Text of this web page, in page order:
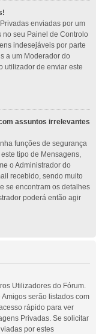
enviadas por um
seu Painel de Controlo
indesejáveis por parte
a um Moderador do
utilizador de enviar este
assuntos irrelevantes
funções de segurança
tipo de Mensagens,
o Administrador do
recebido, sendo muito
se encontram os detalhes
poderá então agir
Utilizadores do Fórum.
serão listados com
rápido para ver
Privadas. Se solicitar
por estes